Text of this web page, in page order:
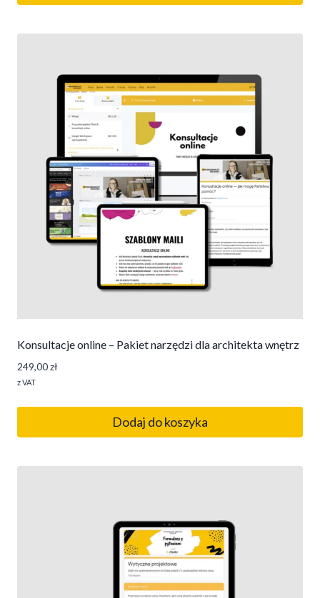
Konsultacje online – Pakiet narzędzi dla architekta wnętrz
249,00zł
z VAT
Dodaj do koszyka